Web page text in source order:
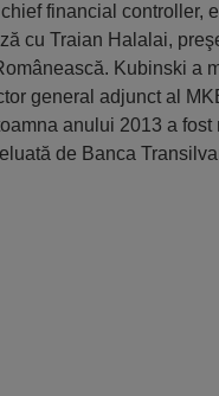
chief financial controller,
cu Traian Halalai,
Kubinski a
general adjunct al
anului 2013 a fost
de Banca